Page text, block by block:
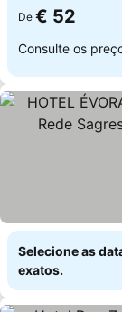
De € 52
Consulte os
Selecione as
exatos.